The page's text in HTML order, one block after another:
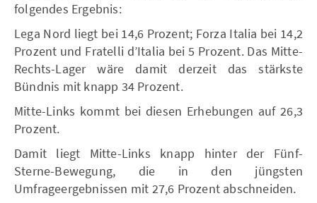
folgendes Ergebnis:
Lega Nord liegt bei 14,6 Prozent; Forza Italia bei 14,2
Prozent und Fratelli d’Italia bei 5 Prozent. Das Mitte-
Rechts-Lager wäre damit derzeit das stärkste
Bündnis mit knapp 34 Prozent.
Mitte-Links kommt bei diesen Erhebungen auf 26,3
Prozent.
Damit liegt Mitte-Links knapp hinter der Fünf-
Sterne-Bewegung, die in den jüngsten
Umfrageergebnissen mit 27,6 Prozent abschneiden.